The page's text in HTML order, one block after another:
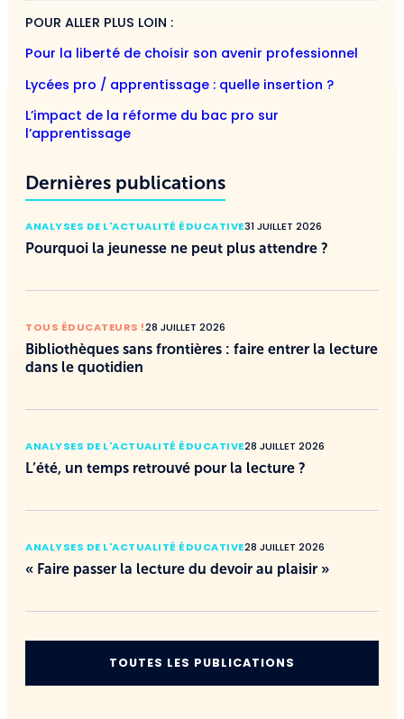
POUR ALLER PLUS LOIN :
Pour la liberté de choisir son avenir professionnel
Lycées pro / apprentissage : quelle insertion ?
L’impact de la réforme du bac pro sur
l’apprentissage
Dernières publications
ANALYSES DE L'ACTUALITÉ ÉDUCATIVE31 JUILLET 2026
Pourquoi la jeunesse ne peut plus attendre ?
TOUS ÉDUCATEURS !28 JUILLET 2026
Bibliothèques sans frontières : faire entrer la lecture
dans le quotidien
ANALYSES DE L'ACTUALITÉ ÉDUCATIVE28 JUILLET 2026
L’été, un temps retrouvé pour la lecture ?
ANALYSES DE L'ACTUALITÉ ÉDUCATIVE28 JUILLET 2026
« Faire passer la lecture du devoir au plaisir »
TOUTES LES PUBLICATIONS